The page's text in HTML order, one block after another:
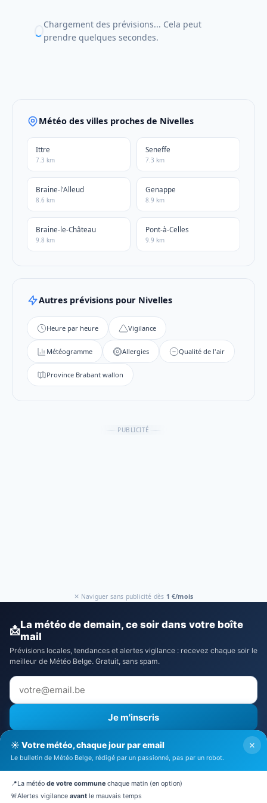
Chargement des prévisions... Cela peut
prendre quelques secondes.
Météo des villes proches de Nivelles
Ittre
7.3 km
Seneffe
7.3 km
Braine-l'Alleud
8.6 km
Genappe
8.9 km
Braine-le-Château
9.8 km
Pont-à-Celles
9.9 km
Autres prévisions pour Nivelles
Heure par heure Vigilance
Météogramme Allergies Qualité de l'air
Province Brabant wallon
PUBLICITÉ
✕ Naviguer sans publicité dès 1 €/mois
📩La météo de demain, ce soir dans votre boîte
mail
Prévisions locales, tendances et alertes vigilance : recevez chaque soir le
meilleur de Météo Belge. Gratuit, sans spam.
Je m'inscris
⚠️ Recevoir aussi les alertes vigilance
J'accepte la
politique de confidentialité
×
☀️ Votre météo, chaque jour par email
Le bulletin de Météo Belge, rédigé par un passionné, pas par un robot.
📍La météo de votre commune chaque matin (en option)
🚨Alertes vigilance avant le mauvais temps